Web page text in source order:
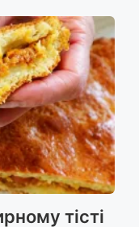
тісті